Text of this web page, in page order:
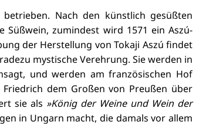
Nach den künstlich gesüßten
zumindest wird 1571 ein Aszú-
der Herstellung von Tokaji Aszú findet
mystische Verehrung. Sie werden in
und werden am französischen Hof
dem Großen von Preußen über
sie als »König der Weine und Wein der
in Ungarn macht, die damals vor allem